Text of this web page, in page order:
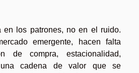
en los patrones, no en el ruido.
emergente, hacen falta
de compra, estacionalidad,
una cadena de valor que se